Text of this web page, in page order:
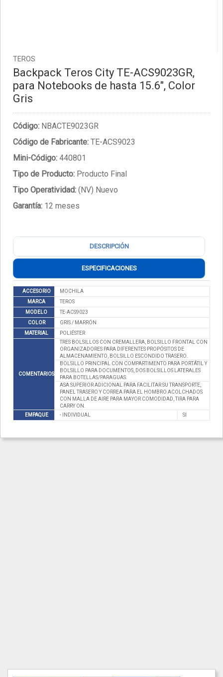
TEROS
Backpack Teros City TE-ACS9023GR,
para Notebooks de hasta 15.6", Color
Gris
Código: NBACTE9023GR
Código de Fabricante: TE-ACS9023
Mini-Código: 440801
Tipo de Producto: Producto Final
Tipo Operatividad: (NV) Nuevo
Garantía: 12 meses
DESCRIPCIÓN
ESPECIFICACIONES
ACCESORIO
MOCHILA
MARCA
TEROS
MODELO
TE-ACS9023
COLOR
GRIS / MARRÓN
MATERIAL
POLIÉSTER
COMENTARIOS
TRES BOLSILLOS CON CREMALLERA, BOLSILLO FRONTAL CON
ORGANIZADORES PARA DIFERENTES PROPÓSITOS DE
ALMACENAMIENTO, BOLSILLO ESCONDIDO TRASERO.
BOLSILLO PRINCIPAL CON COMPARTIMENTO PARA PORTÁTIL Y
BOLSILLO PARA DOCUMENTOS, DOS BOLSILLOS LATERALES
PARA BOTELLAS/PARAGUAS.
ASA SUPERIOR ADICIONAL PARA FACILITAR SU TRANSPORTE,
PANEL TRASERO Y CORREA PARA EL HOMBRO ACOLCHADOS
CON MALLA DE AIRE PARA MAYOR COMODIDAD, TIRA PARA
CARRY ON.
EMPAQUE
- INDIVIDUAL SI